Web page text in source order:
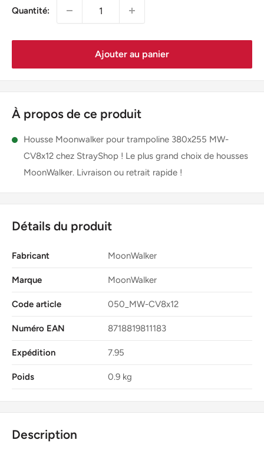
Quantité:
Ajouter au panier
À propos de ce produit
Housse Moonwalker pour trampoline 380x255 MW-
CV8x12 chez StrayShop ! Le plus grand choix de housses
MoonWalker. Livraison ou retrait rapide !
Détails du produit
Fabricant MoonWalker
Marque MoonWalker
Code article 050_MW-CV8x12
Numéro EAN 8718819811183
Expédition 7.95
Poids 0.9 kg
Description